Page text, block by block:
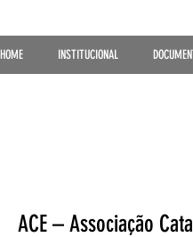
HOME INSTITUCIONAL
ACE – Associação